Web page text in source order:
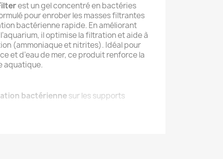
est un gel concentré en bactéries
pour enrober les masses filtrantes
bactérienne rapide. En améliorant
il optimise la filtration et aide à
(ammoniaque et nitrites). Idéal pour
et d’eau de mer, ce produit renforce la
aquatique.
bactériennesur les supports
de la filtration biologique